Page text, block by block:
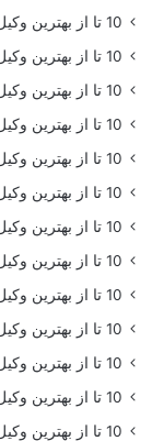
10 تا از بهترین وکیل اهواز 🥇【آپدیت جدید】⚖️
10 تا از بهترین وکیل ایران🥇【آپدیت جدید】
10 تا از بهترین وکیل ایلام 🥇【آپدیت جدید】
10 تا از بهترین وکیل بجنورد 🥇【آپدیت جدید】
10 تا از بهترین وکیل بروجرد 🥇【آپدیت جدید】
10 تا از بهترین وکیل بوشهر 🥇【آپدیت جدید】
10 تا از بهترین وکیل جنوب تهران 🥇【آپدیت جدید】
10 تا از بهترین وکیل خانواده کرج 🥇【آپدیت جدید】⚖️
10 تا از بهترین وکیل خرم آباد 🥇【آپدیت جدید】
10 تا از بهترین وکیل دزفول 🥇【آپدیت جدید】
10 تا از بهترین وکیل رامسر 🥇【آپدیت جدید】
10 تا از بهترین وکیل رباط کریم 🥇【آپدیت جدید】
10 تا از بهترین وکیل رفسنجان 🥇【آپدیت جدید】